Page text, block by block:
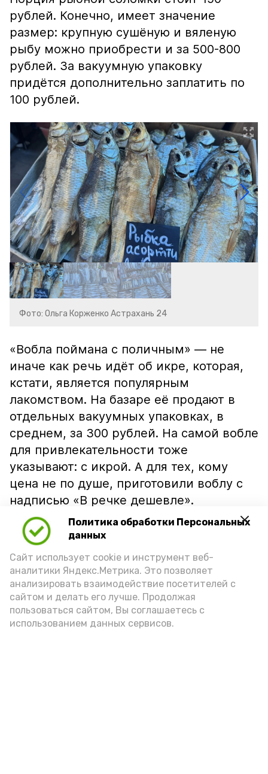
Политика обработки Персональных
данных
Сайт использует cookie и инструмент веб-
аналитики Яндекс.Метрика. Это позволяет
анализировать взаимодействие посетителей с
сайтом и делать его лучше. Продолжая
пользоваться сайтом, Вы соглашаетесь с
использованием данных сервисов.
рублей. Конечно, имеет значение
размер: крупную сушёную и вяленую
рыбу можно приобрести и за 500-800
рублей. За вакуумную упаковку
придётся дополнительно заплатить по
100 рублей.
Фото: Ольга Корженко Астрахань 24
«Вобла поймана с поличным» — не
иначе как речь идёт об икре, которая,
кстати, является популярным
лакомством. На базаре её продают в
отдельных вакуумных упаковках, в
среднем, за 300 рублей. На самой вобле
для привлекательности тоже
указывают: с икрой. А для тех, кому
цена не по душе, приготовили воблу с
надписью «В речке дешевле».